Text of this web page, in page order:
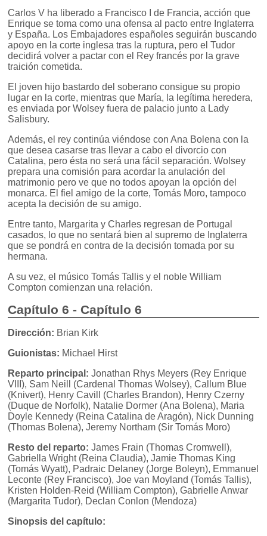
Carlos V ha liberado a Francisco I de Francia, acción que
Enrique se toma como una ofensa al pacto entre Inglaterra
y España. Los Embajadores españoles seguirán buscando
apoyo en la corte inglesa tras la ruptura, pero el Tudor
decidirá volver a pactar con el Rey francés por la grave
traición cometida.
El joven hijo bastardo del soberano consigue su propio
lugar en la corte, mientras que María, la legítima heredera,
es enviada por Wolsey fuera de palacio junto a Lady
Salisbury.
Además, el rey continúa viéndose con Ana Bolena con la
que desea casarse tras llevar a cabo el divorcio con
Catalina, pero ésta no será una fácil separación. Wolsey
prepara una comisión para acordar la anulación del
matrimonio pero ve que no todos apoyan la opción del
monarca. El fiel amigo de la corte, Tomás Moro, tampoco
acepta la decisión de su amigo.
Entre tanto, Margarita y Charles regresan de Portugal
casados, lo que no sentará bien al supremo de Inglaterra
que se pondrá en contra de la decisión tomada por su
hermana.
A su vez, el músico Tomás Tallis y el noble William
Compton comienzan una relación.
Capítulo 6 - Capítulo 6
Dirección: Brian Kirk
Guionistas: Michael Hirst
Reparto principal: Jonathan Rhys Meyers (Rey Enrique
VIII), Sam Neill (Cardenal Thomas Wolsey), Callum Blue
(Knivert), Henry Cavill (Charles Brandon), Henry Czerny
(Duque de Norfolk), Natalie Dormer (Ana Bolena), Maria
Doyle Kennedy (Reina Catalina de Aragón), Nick Dunning
(Thomas Bolena), Jeremy Northam (Sir Tomás Moro)
Resto del reparto: James Frain (Thomas Cromwell),
Gabriella Wright (Reina Claudia), Jamie Thomas King
(Tomás Wyatt), Padraic Delaney (Jorge Boleyn), Emmanuel
Leconte (Rey Francisco), Joe van Moyland (Tomás Tallis),
Kristen Holden-Reid (William Compton), Gabrielle Anwar
(Margarita Tudor), Declan Conlon (Mendoza)
Sinopsis del capítulo: